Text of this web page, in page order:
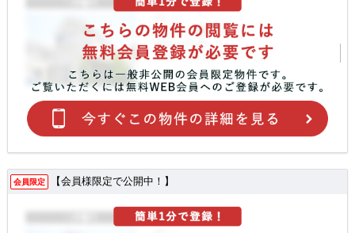
会員限定 【会員様限定で公開中！】